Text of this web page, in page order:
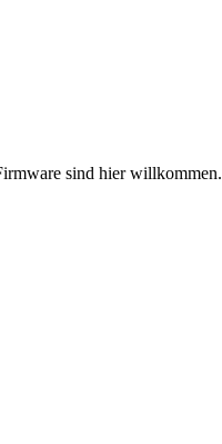
sind hier willkommen.